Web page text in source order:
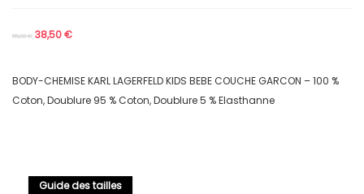
55,00€ 38,50€
BODY-CHEMISE KARL LAGERFELD KIDS BEBE COUCHE GARCON – 100 %
Coton, Doublure 95 % Coton, Doublure 5 % Elasthanne
Guide des tailles